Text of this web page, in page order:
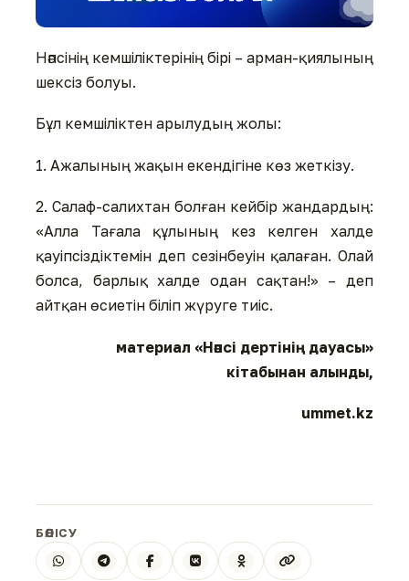
Нәпсінің кемшіліктерінің бірі – арман-қиялының
шексіз болуы.
Бұл кемшіліктен арылудың жолы:
1. Ажалының жақын екендігіне көз жеткізу.
2. Салаф-салихтан болған кейбір жандардың:
«Алла Тағала құлының кез келген халде
қауіпсіздіктемін деп сезінбеуін қалаған. Олай
болса, барлық халде одан сақтан!» – деп
айтқан өсиетін біліп жүруге тиіс.
материал «Нәпсі дертінің дауасы»
кітабынан алынды,
ummet.kz
БӨЛІСУ